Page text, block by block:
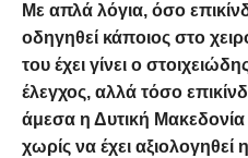
Με απλά λόγια, όσο
οδηγηθεί κάποιος στο
του έχει γίνει ο
έλεγχος, αλλά τόσο
άμεσα η Δυτική Μακεδονία
χωρίς να έχει